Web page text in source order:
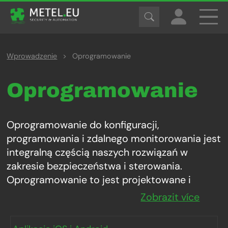
Wprowadzenie > Oprogramowanie
Oprogramowanie
Oprogramowanie do konfiguracji,
programowania i zdalnego monitorowania jest
integralną częścią naszych rozwiązań w
zakresie bezpieczeństwa i sterowania.
Oprogramowanie to jest projektowane i
testowane pod kątem idealnego dopasowania
Zobrazit více